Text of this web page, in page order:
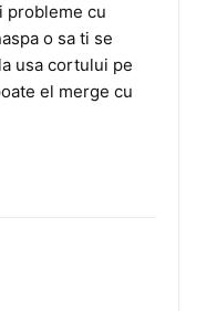
probleme cu
o sa ti se
usa cortului pe
el merge cu